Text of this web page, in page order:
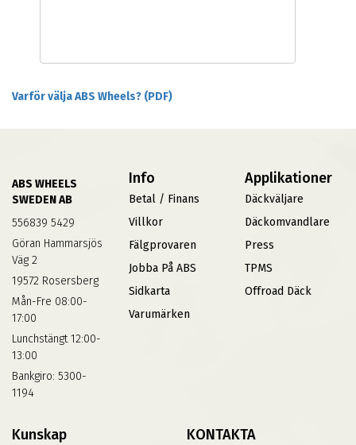
Varför välja ABS Wheels? (PDF)
ABS WHEELS
SWEDEN AB
556839 5429
Göran Hammarsjös
Väg 2
19572 Rosersberg
Mån-Fre 08:00-
17:00
Lunchstängt 12:00-
13:00
Bankgiro: 5300-
1194
Info
Betal / Finans
Villkor
Fälgprovaren
Jobba På ABS
Sidkarta
Varumärken
Applikationer
Däckväljare
Däckomvandlare
Press
TPMS
Offroad Däck
Kunskap KONTAKTA